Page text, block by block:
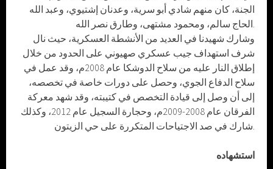
الجنة، كان منهم شادي أبو سرية، وعدنان إشتيوي، وعبد الله
وشارك شهيدنا في العديد من الأنشطة العسكرية، حيث نال
شرف استهداف جيب عسكري صهيوني على الحدود من خلال
إطلاق النار عليه من سلاح الدوشكا عام 2008م، وقد عمل في
سلاح الدفاع الجوي، وحصل على دورات خاصة في تخصصه،
إلى أن وصل إلى قيادة التخصص في كتيبته، وقد شهد معركة
الفرقان عام 2008-2009م، وحجارة السجيل عام 2012، وكذلك
استشهاده